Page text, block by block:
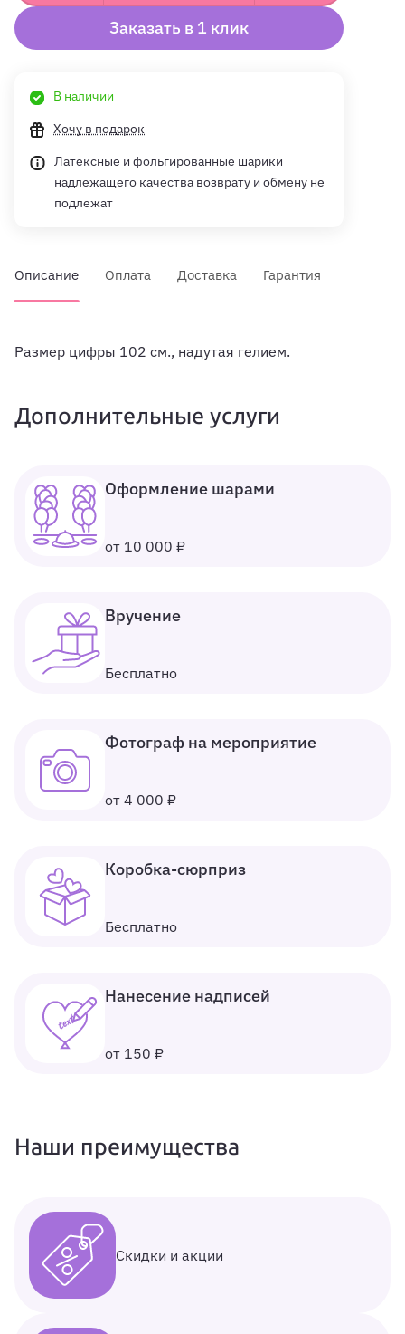
Заказать в 1 клик
В наличии
Хочу в подарок
Латексные и фольгированные шарики
надлежащего качества возврату и обмену не
подлежат
Описание Оплата Доставка Гарантия
Размер цифры 102 см., надутая гелием.
Дополнительные услуги
Оформление шарами
от 10 000 ₽
Вручение
Бесплатно
Фотограф на мероприятие
от 4 000 ₽
Коробка-сюрприз
Бесплатно
Нанесение надписей
от 150 ₽
Наши преимущества
Скидки и акции